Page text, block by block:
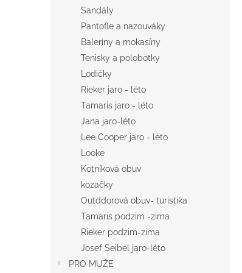
Sandály
Pantofle a nazouváky
Baleríny a mokasíny
Tenisky a polobotky
Lodičky
Rieker jaro - léto
Tamaris jaro - léto
Jana jaro-léto
Lee Cooper jaro - léto
Looke
Kotníková obuv
kozačky
Outddorová obuv- turistika
Tamaris podzim -zima
Rieker podzim-zima
Josef Seibel jaro-léto
PRO MUŽE